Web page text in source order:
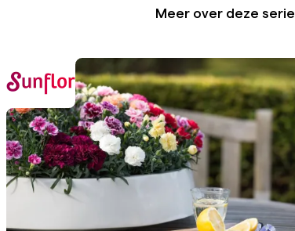
Meer over deze serie